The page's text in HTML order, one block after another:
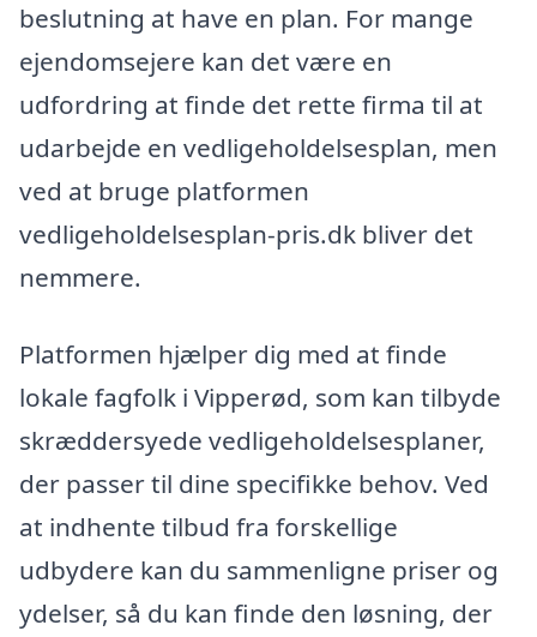
beslutning at have en plan. For mange
ejendomsejere kan det være en
udfordring at finde det rette firma til at
udarbejde en vedligeholdelsesplan, men
ved at bruge platformen
vedligeholdelsesplan-pris.dk bliver det
nemmere.
Platformen hjælper dig med at finde
lokale fagfolk i Vipperød, som kan tilbyde
skræddersyede vedligeholdelsesplaner,
der passer til dine specifikke behov. Ved
at indhente tilbud fra forskellige
udbydere kan du sammenligne priser og
ydelser, så du kan finde den løsning, der